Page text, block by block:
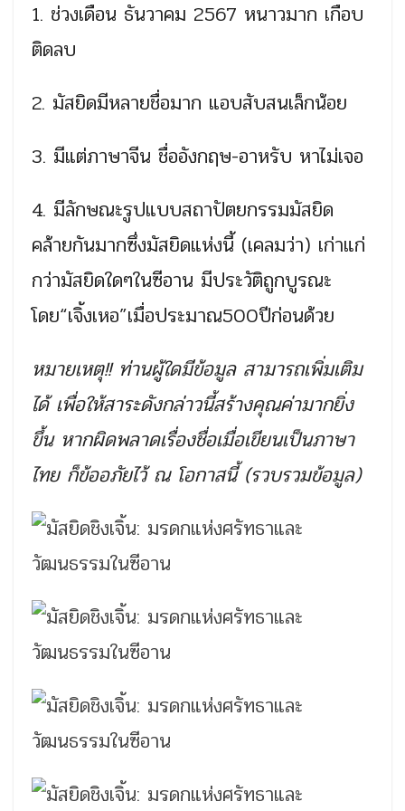
1. ช่วงเดือน ธันวาคม 2567 หนาวมาก เกือบ
ติดลบ
2. มัสยิดมีหลายชื่อมาก แอบสับสนเล็กน้อย
3. มีแต่ภาษาจีน ชื่ออังกฤษ-อาหรับ หาไม่เจอ
4. มีลักษณะรูปแบบสถาปัตยกรรมมัสยิด
คล้ายกันมากซึ่งมัสยิดแห่งนี้ (เคลมว่า)​ เก่าแก่
กว่ามัสยิดใดๆในซีอาน มีประวัติถูกบูรณะ​
โดย“เจิ้งเหอ”เมื่อประมาณ500ปีก่อนด้วย
หมายเหตุ!! ท่านผู้ใดมีข้อมูล สามารถเพิ่มเติม
ได้ เพื่อให้สาระดังกล่าวนี้สร้างคุณค่ามากยิ่ง
ขึ้น หากผิดพลาดเรื่องชื่อเมื่อเขียนเป็นภาษา
ไทย ก็ข้ออภัยไว้ ณ โอกาสนี้ (รวบรวมข้อมูล)